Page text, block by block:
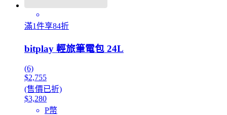
滿1件享84折
bitplay 輕旅筆電包 24L
(6)
$2,755
(售價已折)
$3,280
P幣